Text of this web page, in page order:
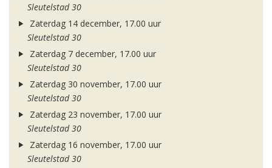
Sleutelstad 30
Zaterdag 14 december, 17.00 uur
Sleutelstad 30
Zaterdag 7 december, 17.00 uur
Sleutelstad 30
Zaterdag 30 november, 17.00 uur
Sleutelstad 30
Zaterdag 23 november, 17.00 uur
Sleutelstad 30
Zaterdag 16 november, 17.00 uur
Sleutelstad 30